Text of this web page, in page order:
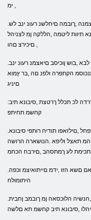
ימ ,
.סיבונא לש הכסמה תא אוצמל ידכ תיבל תחתמ אצמנה ,ךובמה םיחלשנ רעונ ינב לש
תיוות ליטמה ,הללקה ןמ לצניהל
םיכירצ םהו ,
.הנורחאה הרדסב ףושיכה תא רובשל ךרד אוצמל לבא ,בוש ןוכיסב םיאצמנ רעונ ינב
הקתפרה ולפנ םה ,בר ץמוא
םיניג
:םתוא שוגפל .ןויסינה תקינאפ םא םג ,ףוסה דע ךרדה לכ תכלל ךרטצת ,סיבונא תיב
קחשמ תחיתפ
.םיירותסמ םירוצי םחליהל ,םיזמר ףוסאל ,םיטירפ שפחל ,םילזאפו תודיח רותפי סיבונא
תאצל וליפא .הנושארה הרושה
לע ךמתסהב ,םירבח הכחמ
.םידיחיה םרוגה יטויס אל הז לבא ,הךאהןמאם םשא הזו ,ידמ םייתואיצמ וכפה
היתומולח
.םייטסימ םירוצי םע תושגנתה עונמל וניא רשא ,הנשיה הלוכסאה ןמ ךובמב ןחבית
,סיבונא תיב קחשמ תא םלשה